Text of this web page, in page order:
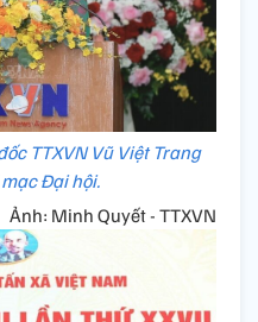
TTXVN Vũ Việt Trang
Đại hội.
Ảnh: Minh Quyết - TTXVN